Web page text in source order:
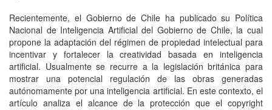
Recientemente, el Gobierno de Chile ha publicado su Política
Nacional de Inteligencia Artificial del Gobierno de Chile, la cual
propone la adaptación del régimen de propiedad intelectual para
incentivar y fortalecer la creatividad basada en inteligencia
artificial. Usualmente se recurre a la legislación británica para
mostrar una potencial regulación de las obras generadas
autónomamente por una inteligencia artificial. En este contexto, el
artículo analiza el alcance de la protección que el copyright